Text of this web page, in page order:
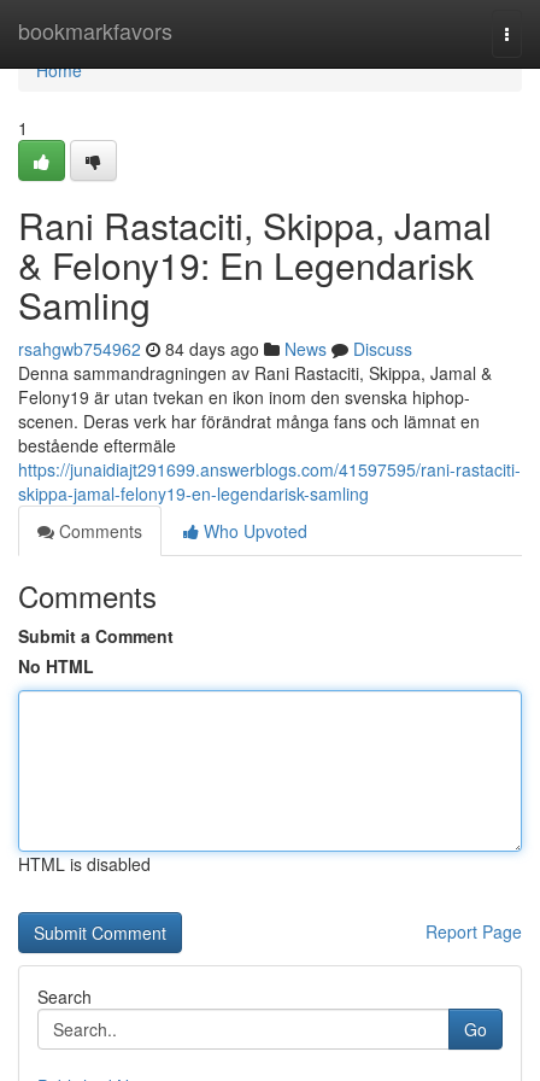
bookmarkfavors
Home
Home
1
Rani Rastaciti, Skippa, Jamal
& Felony19: En Legendarisk
Samling
rsahgwb754962 84 days ago News
Discuss
Denna sammandragningen av Rani Rastaciti, Skippa, Jamal &
Felony19 är utan tvekan en ikon inom den svenska hiphop-
scenen. Deras verk har förändrat många fans och lämnat en
bestående eftermäle
https://junaidiajt291699.answerblogs.com/41597595/rani-rastaciti-
skippa-jamal-felony19-en-legendarisk-samling
Comments
Who Upvoted
Comments
Submit a Comment
No HTML
HTML is disabled
Report Page
Search
Go